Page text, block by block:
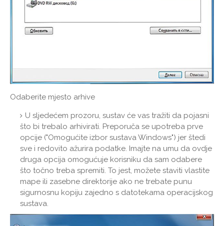
Odaberite mjesto arhive
U sljedećem prozoru, sustav će vas tražiti da pojasni
što bi trebalo arhivirati. Preporuča se upotreba prve
opcije ("Omogućite izbor sustava Windows") jer štedi
sve i redovito ažurira podatke. Imajte na umu da ovdje
druga opcija omogućuje korisniku da sam odabere
što točno treba spremiti. To jest, možete staviti vlastite
mape ili zasebne direktorije ako ne trebate punu
sigurnosnu kopiju zajedno s datotekama operacijskog
sustava.